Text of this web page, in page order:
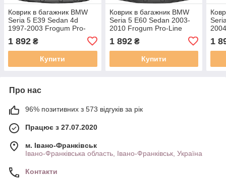
Коврик в багажник BMW
Seria 5 E39 Sedan 4d
1997-2003 Frogum Pro-
1 892 ₴
Купити
Коврик в багажник BMW
Seria 5 E60 Sedan 2003-
2010 Frogum Pro-Line
1 892₴
Купити
1
Про нас
96% позитивних з 573 відгуків за рік
Працює з 27.07.2020
м. Івано-Франківськ
Івано-Франківська область, Івано-Франківськ, Україна
Контакти